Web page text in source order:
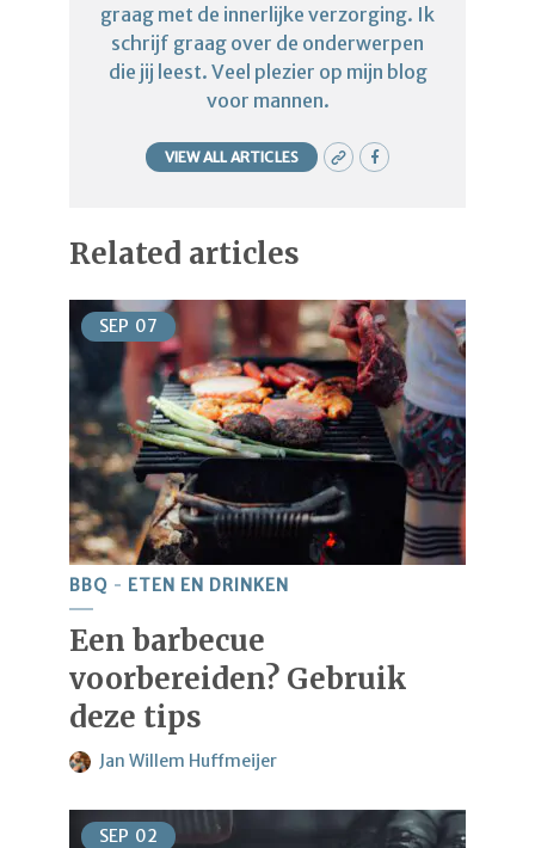
graag met de innerlijke verzorging. Ik
schrijf graag over de onderwerpen
die jij leest. Veel plezier op mijn blog
voor mannen.
VIEW ALL ARTICLES
Related articles
SEP 07
BBQ ETEN EN DRINKEN
Een barbecue
voorbereiden? Gebruik
deze tips
Jan Willem Huffmeijer
SEP 02